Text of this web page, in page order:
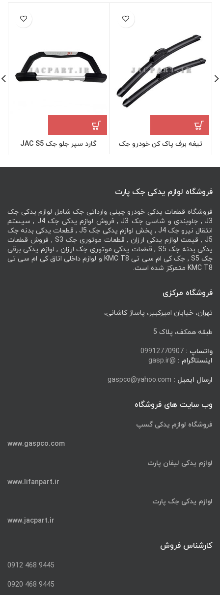
تیغه برف پاک کن خودرو جک
گارد سپر جلو جک JAC S5
فروشگاه لوازم یدکی جک پارت
فروشگاه قطعات یدکی خودرو چینی وارداتی جک شامل لوازم یدکی جک
J3 , جلوبندی و شاسی جک J3 , فروش لوازم یدکی جک J4 , سیستم
انتقال نیرو جک J4 , پخش لوازم یدکی جک J5 , قطعات یدکی بدنه جک
J5 , قیمت لوازم یدکی ارزان , قطعات موتوری جک S3 , فروش قطعات
یدکی بدنه جک S5 , قطعات یدکی موتوری جک ارزان , لوازم یدکی برقی
جک S5 , جک کی ام سی تی KMC T8 و لوازم داخلی اتاق کی ام سی تی
KMC T8 متمرکز شده است.
فروشگاه مرکزی
تهران، خیابان امیرکبیر، پاساژ کاشانی،
طبقه همکف، پلاک 5
واتساپ : 09912770907
اینستاگرام : @gasp.ir
ارسال ایمیل : gaspco@yahoo.com
وب سایت های فروشگاه
فروشگاه لوازم یدکی گسپ
www.gaspco.com
لوازم یدکی لیفان پارت
www.lifanpart.ir
لوازم یدکی جک پارت
www.jacpart.ir
کارشناس فروش
9445 468 0912
9445 468 0920